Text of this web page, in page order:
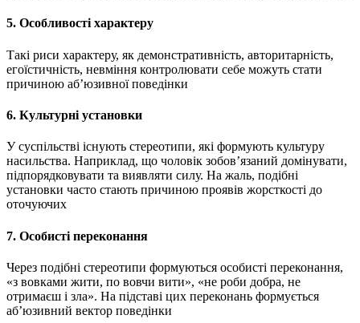
5. Особливості характеру
Такі риси характеру, як демонстративність, авторитарність,
егоїстичність, невміння контролювати себе можуть стати
причиною аб’юзивної поведінки
6. Культурні установки
У суспільстві існують стереотипи, які формують культуру
насильства. Наприклад, що чоловік зобов’язаний домінувати,
підпорядковувати та виявляти силу. На жаль, подібні
установки часто стають причиною проявів жорсткості до
оточуючих
7. Особисті переконання
Через подібні стереотипи формуються особисті переконання,
«з вовками жити, по вовчи вити», «не роби добра, не
отримаєш і зла». На підставі цих переконань формується
аб’юзивний вектор поведінки